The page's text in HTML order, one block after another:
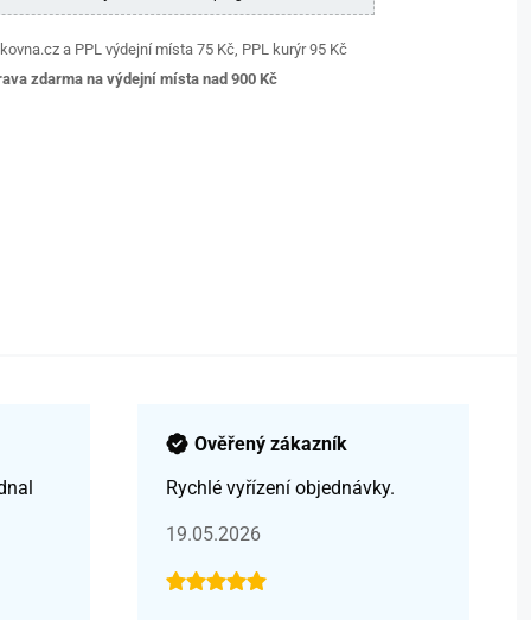
a PPL výdejní místa 75 Kč, PPL kurýr 95 Kč
zdarma na výdejní místa nad 900 Kč
Ověřený zákazník
Rychlé vyřízení objednávky.
19.05.2026